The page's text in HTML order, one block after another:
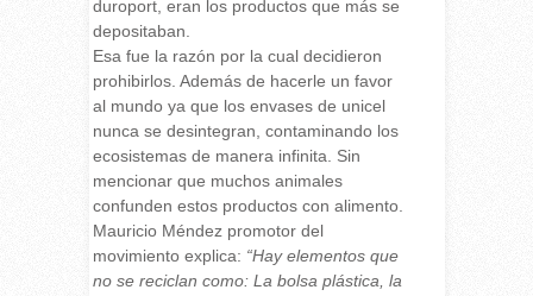
duroport, eran los productos que más se
depositaban.
Esa fue la razón por la cual decidieron
prohibirlos. Además de hacerle un favor
al mundo ya que los envases de unicel
nunca se desintegran, contaminando los
ecosistemas de manera infinita. Sin
mencionar que muchos animales
confunden estos productos con alimento.
Mauricio Méndez promotor del
movimiento explica: “Hay elementos que
no se reciclan como: La bolsa plástica, la